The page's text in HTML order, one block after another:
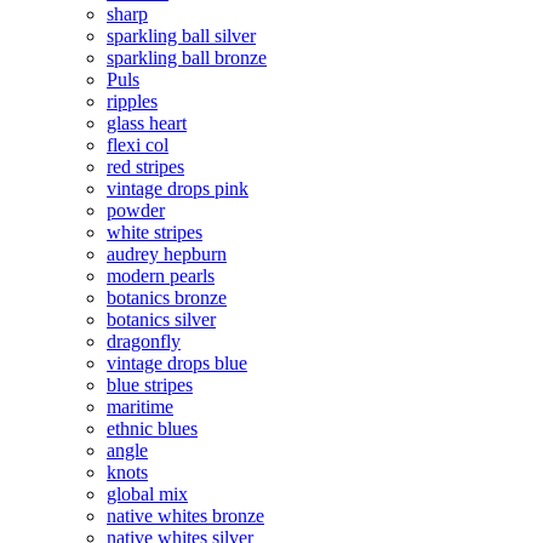
sharp
sparkling ball silver
sparkling ball bronze
Puls
ripples
glass heart
flexi col
red stripes
vintage drops pink
powder
white stripes
audrey hepburn
modern pearls
botanics bronze
botanics silver
dragonfly
vintage drops blue
blue stripes
maritime
ethnic blues
angle
knots
global mix
native whites bronze
native whites silver